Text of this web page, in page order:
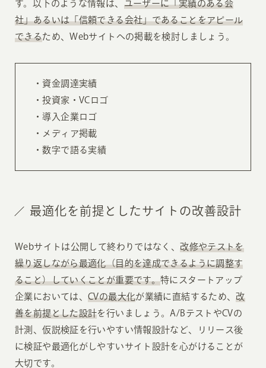
す。以下のような情報は、 ユーザーに「実績のある会
社」あるいは「信頼できる会社」であることをアピール
できるため、Webサイトへの掲載を検討しましょう。
・資金調達実績
・投資家・VCロゴ
・導入企業ロゴ
・メディア掲載
・数字で語る実績
最適化を前提としたサイトの改善設計
Webサイトは公開して終わりではなく、改修やテストを
繰り返しながら最適化（目的を達成できるように調整す
ること）していくことが重要です。特にスタートアップ
企業においては、 CVの最大化が業績に直結するため、改
善を前提とした設計を行いましょう。A/BテストやCVの
計測、仮説検証を行いやすい情報設計など、リリース後
に検証や最適化がしやすいサイト設計を心がけることが
大切です。